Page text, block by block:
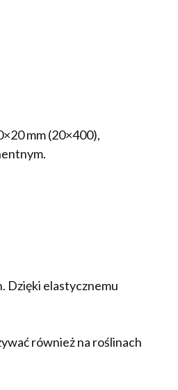
mm (20×400),
Dzięki elastycznemu
również na roślinach